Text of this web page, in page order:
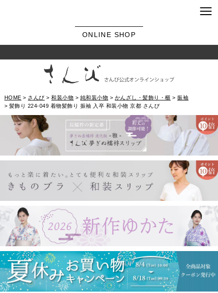
ONLINE SHOP
HOME さんび 和装小物 純和装小物 かんざし・髪飾り・櫛
振袖
髪飾り 224-049 着物髪飾り 振袖 入卒 和装小物 京都 さんび